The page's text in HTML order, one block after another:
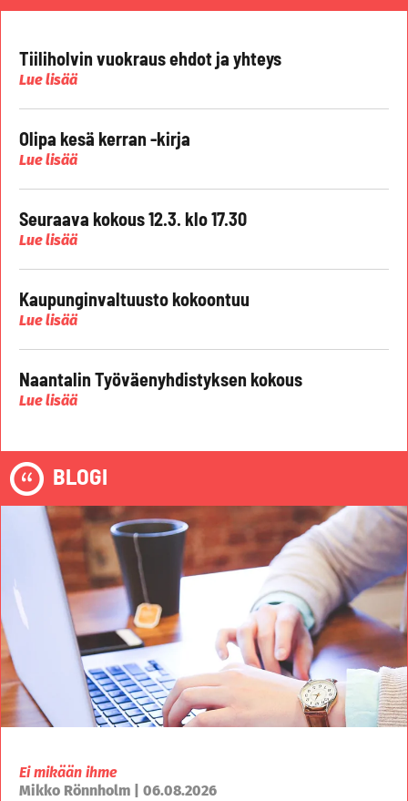
Tiiliholvin vuokraus ehdot ja yhteys
Lue lisää
Olipa kesä kerran -kirja
Lue lisää
Seuraava kokous 12.3. klo 17.30
Lue lisää
Kaupunginvaltuusto kokoontuu
Lue lisää
Naantalin Työväenyhdistyksen kokous
Lue lisää
BLOGI
Ei mikään ihme
Mikko Rönnholm | 06.08.2026